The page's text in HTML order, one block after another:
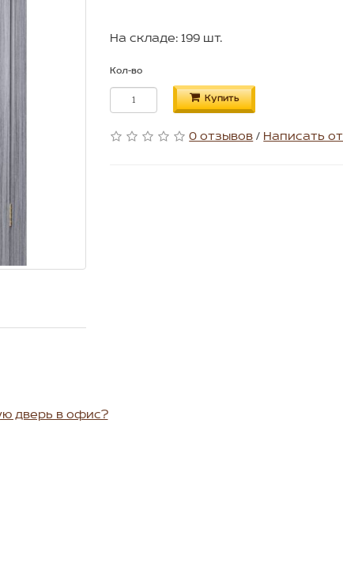
На складе: 199 шт.
Кол-во
Купить
0 отзывов / Написать
дверь в офис?